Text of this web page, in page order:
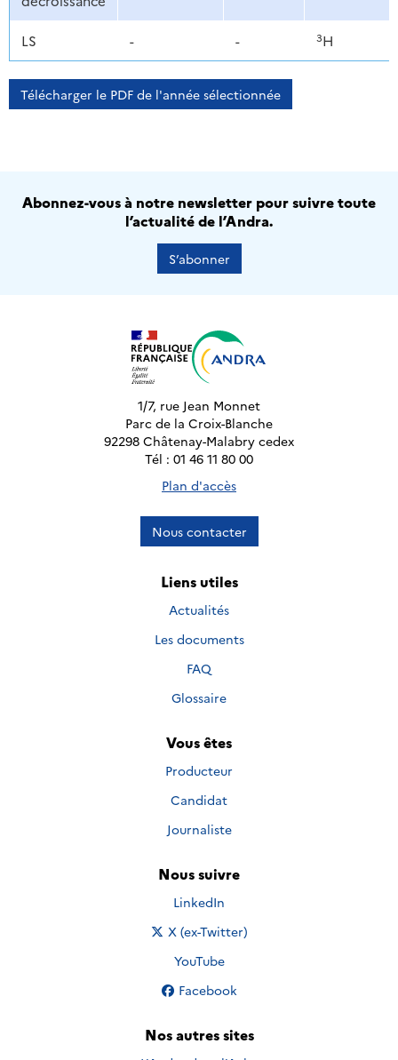
LS - - 3H
Télécharger le PDF de l'année sélectionnée
Abonnez-vous à notre newsletter pour suivre toute
l’actualité de l’Andra.
S’abonner
1/7, rue Jean Monnet
Parc de la Croix-Blanche
92298 Châtenay-Malabry cedex
Tél : 01 46 11 80 00
Plan d'accès
Nous contacter
Liens utiles
Actualités
Les documents
FAQ
Glossaire
Vous êtes
Producteur
Candidat
Journaliste
Nous suivre
Nous suivre sur
LinkedIn
Nous suivre sur
X (ex-Twitter)
Nous suivre sur
YouTube
Nous suivre sur
Facebook
Nos autres sites